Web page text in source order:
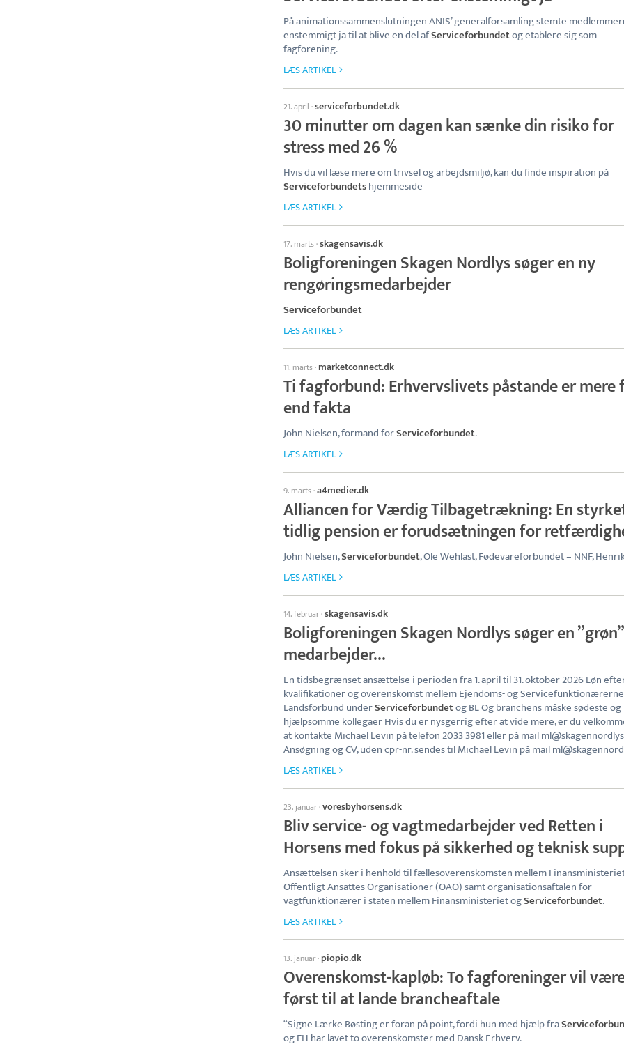
På animationssammenslutningen ANIS’ generalforsamling stemte
enstemmigt ja til at blive en del afServiceforbundetog etablere sig som
fagforening.
LÆS ARTIKEL
21. april ·serviceforbundet.dk
30 minutter om dagen kan sænke din risiko for
stress med 26 %
Hvis du vil læse mere om trivsel og arbejdsmiljø, kan du finde inspiration på
Serviceforbundetshjemmeside
LÆS ARTIKEL
17. marts·skagensavis.dk
Boligforeningen Skagen Nordlys søger en ny
rengøringsmedarbejder
Serviceforbundet
LÆS ARTIKEL
11. marts· marketconnect.dk
Ti fagforbund: Erhvervslivets påstande er mere
end fakta
John Nielsen, formand forServiceforbundet.
LÆS ARTIKEL
9. marts·a4medier.dk
Alliancen for Værdig Tilbagetrækning: En
tidlig pension er forudsætningen for
John Nielsen,Serviceforbundet, Ole Wehlast, Fødevareforbundet – NNF,
LÆS ARTIKEL
14. februar·skagensavis.dk
Boligforeningen Skagen Nordlys søger en ”grøn”
medarbejder…
En tidsbegrænset ansættelse i perioden fra 1. april til 31. oktober 2026 Løn
kvalifikationer og overenskomst mellem Ejendoms- og
Landsforbund underServiceforbundetog BL Og branchens måske sødeste
hjælpsomme kollegaer Hvis du er nysgerrig efter at vide mere, er du
at kontakte Michael Levin på telefon 2033 3981 eller på mail
Ansøgning og CV, uden cpr-nr. sendes til Michael Levin på mail
LÆS ARTIKEL
23. januar·voresbyhorsens.dk
Bliv service- og vagtmedarbejder ved Retten i
Horsens med fokus på sikkerhed og teknisk
Ansættelsen sker i henhold til fællesoverenskomsten mellem
Offentligt Ansattes Organisationer (OAO) samt organisationsaftalen for
vagtfunktionærer i staten mellem Finansministeriet ogServiceforbundet.
LÆS ARTIKEL
13. januar·piopio.dk
Overenskomst-kapløb: To fagforeninger vil
først til at lande brancheaftale
“Signe Lærke Bøsting er foran på point, fordi hun med hjælp fra
og FH har lavet to overenskomster med Dansk Erhverv.